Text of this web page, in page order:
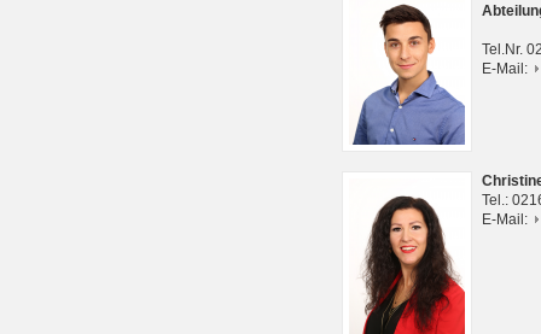
Tel.Nr.
E-Mail:
Tel.:
E-Mail: